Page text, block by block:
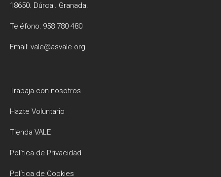
18650. Dúrcal. Granada.
Teléfono: 958 780 480
Email: vale@asvale.org
Trabaja con nosotros
Hazte Voluntario
Tienda VALE
Política de Privacidad
Política de Cookies